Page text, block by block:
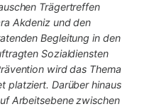
Trägertreffen
Akdeniz und den
Begleitung in den
Sozialdiensten
wird das Thema
platziert. Darüber hinaus
Arbeitsebene zwischen